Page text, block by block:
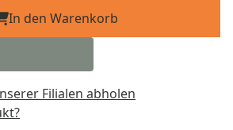
In den Warenkorb
Filialen abholen